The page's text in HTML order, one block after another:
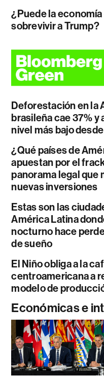
¿Puede la economía
sobrevivir a Trump?
Deforestación en la
brasileña cae 37% y
nivel más bajo
¿Qué países de
apuestan por el
panorama legal que
nuevas inversiones
Estas son las
América Latina
nocturno hace
de sueño
El Niño obliga a la
centroamericana a
modelo de
Económicas e